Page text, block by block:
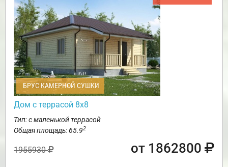
БРУС КАМЕРНОЙ СУШКИ
Дом с террасой 8х8
Тип: с маленькой террасой
Общая площадь: 65.92
1955930 от 1862800